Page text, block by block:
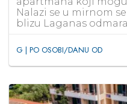
Nalazi se u mirnom
blizu Laganas
G | PO OSOBI/DANU OD